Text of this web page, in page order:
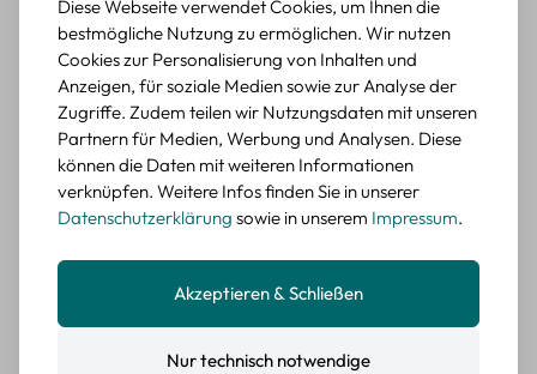
wieder kaufen.
BEWERTETER ARTIKEL
Retro Blumen Sticker Set – 45 Stück mit 15
verschiedene Motive
Farbe: F
Durchschnittliche Bewertung von 5 von 5 Sternen
Erika G.diesen Monat Verifizierter Kauf
Tolle Sticker
Schöne Deko-Teile für meine Bücher, es passt zu meinem
BEWERTETER ARTIKEL
Retro Sticker Scrapbooking Set – Mix aus
Diese Webseite verwendet Cookies, um Ihnen die
bestmögliche Nutzung zu ermöglichen. Wir nutzen
Cookies zur Personalisierung von Inhalten und
Anzeigen, für soziale Medien sowie zur Analyse der
Zugriffe. Zudem teilen wir Nutzungsdaten mit unseren
Partnern für Medien, Werbung und Analysen. Diese
können die Daten mit weiteren Informationen
verknüpfen. Weitere Infos finden Sie in unserer
Datenschutzerklärung sowie in unserem Impressum.
Nur technisch notwendige
Akzeptieren & Schließen